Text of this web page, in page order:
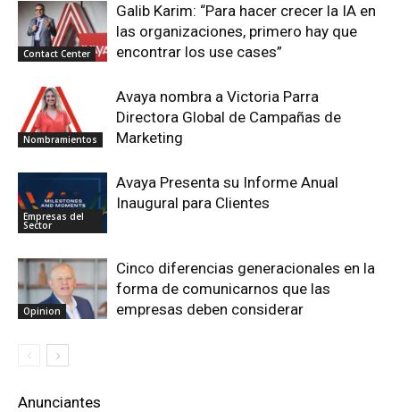
Contact Center
Galib Karim: “Para hacer crecer la IA en
las organizaciones, primero hay que
encontrar los use cases”
Nombramientos
Avaya nombra a Victoria Parra
Directora Global de Campañas de
Marketing
Empresas del
Sector
Avaya Presenta su Informe Anual
Inaugural para Clientes
Opinion
Cinco diferencias generacionales en la
forma de comunicarnos que las
empresas deben considerar
Anunciantes